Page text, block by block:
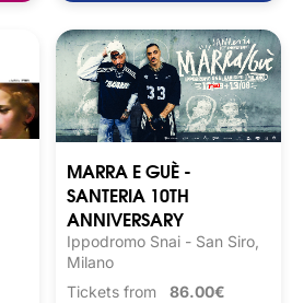
MARRA E GUÈ -
SANTERIA 10TH
ANNIVERSARY
Ippodromo Snai - San Siro,
Milano
Tickets from 86.00€